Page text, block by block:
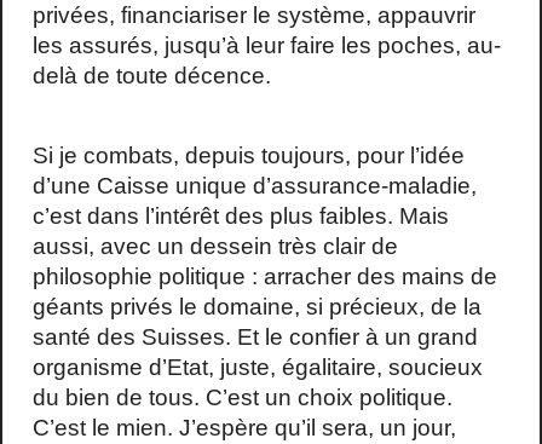
privées, financiariser le système, appauvrir
les assurés, jusqu’à leur faire les poches, au-
delà de toute décence.
Si je combats, depuis toujours, pour l’idée
d’une Caisse unique d’assurance-maladie,
c’est dans l’intérêt des plus faibles. Mais
aussi, avec un dessein très clair de
philosophie politique : arracher des mains de
géants privés le domaine, si précieux, de la
santé des Suisses. Et le confier à un grand
organisme d’Etat, juste, égalitaire, soucieux
du bien de tous. C’est un choix politique.
C’est le mien. J’espère qu’il sera, un jour,